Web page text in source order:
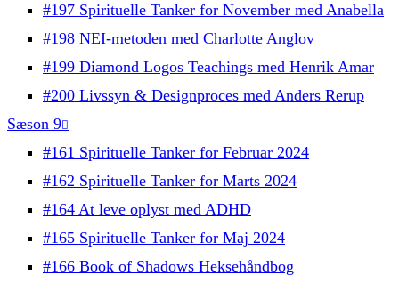
#197 Spirituelle Tanker for November med Anabella
#198 NEI-metoden med Charlotte Anglov
#199 Diamond Logos Teachings med Henrik Amar
#200 Livssyn & Designproces med Anders Rerup
Sæson 9
#161 Spirituelle Tanker for Februar 2024
#162 Spirituelle Tanker for Marts 2024
#164 At leve oplyst med ADHD
#165 Spirituelle Tanker for Maj 2024
#166 Book of Shadows Heksehåndbog